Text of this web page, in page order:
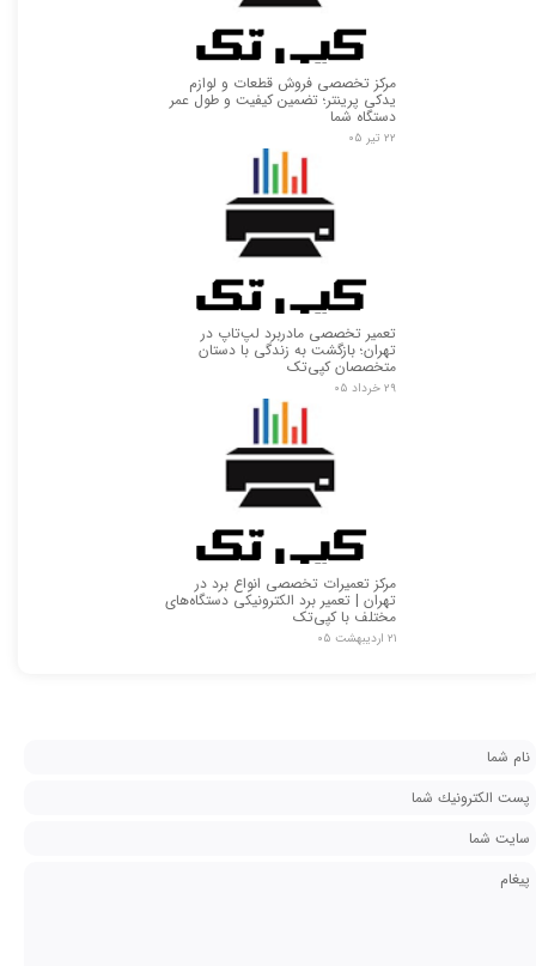
مرکز تخصصی فروش قطعات و لوازم
یدکی پرینتر؛ تضمین کیفیت و طول عمر
دستگاه شما
۲۲ تیر ۰۵
تعمیر تخصصی مادربرد لپ‌تاپ در
تهران؛ بازگشت به زندگی با دستان
متخصصان کپی‌تک
۲۹ خرداد ۰۵
مرکز تعمیرات تخصصی انواع برد در
تهران | تعمیر برد الکترونیکی دستگاه‌های
مختلف با کپی‌تک
۲۱ اردیبهشت ۰۵